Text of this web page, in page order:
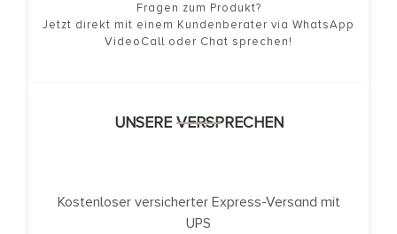
Fragen zum Produkt?
Jetzt direkt mit einem Kundenberater via WhatsApp
VideoCall oder Chat sprechen!
UNSERE VERSPRECHEN
Kostenloser versicherter Express-Versand mit
UPS